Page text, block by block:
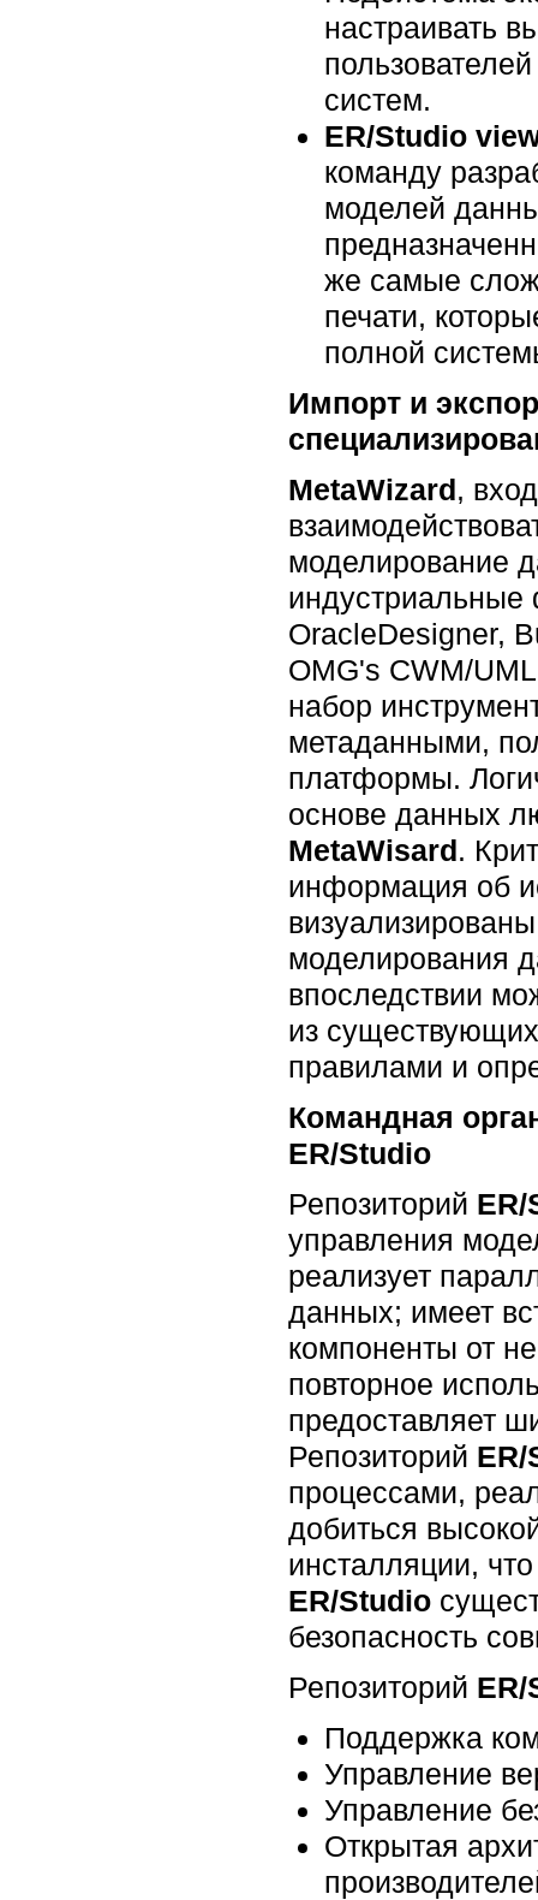
настраивать
систем.
ER/Studio
команду
моделей
же самые
печати,
полной
Импорт и
MetaWizard,
моделирование
индустриальные
OracleDesigner,
OMG's CWM/
набор
метаданными,
платформы.
основе данных
MetaWisard.
информация об
моделирования
впоследствии
из
правилами и
Командная
ER/Studio
Репозиторий ER/
управления
реализует
данных; имеет
компоненты от
повторное
предоставляет
Репозиторий ER/
процессами,
добиться
инсталляции,
ER/Studio
безопасность
Репозиторий ER/
Поддержка
Управление
Управление
Открытая